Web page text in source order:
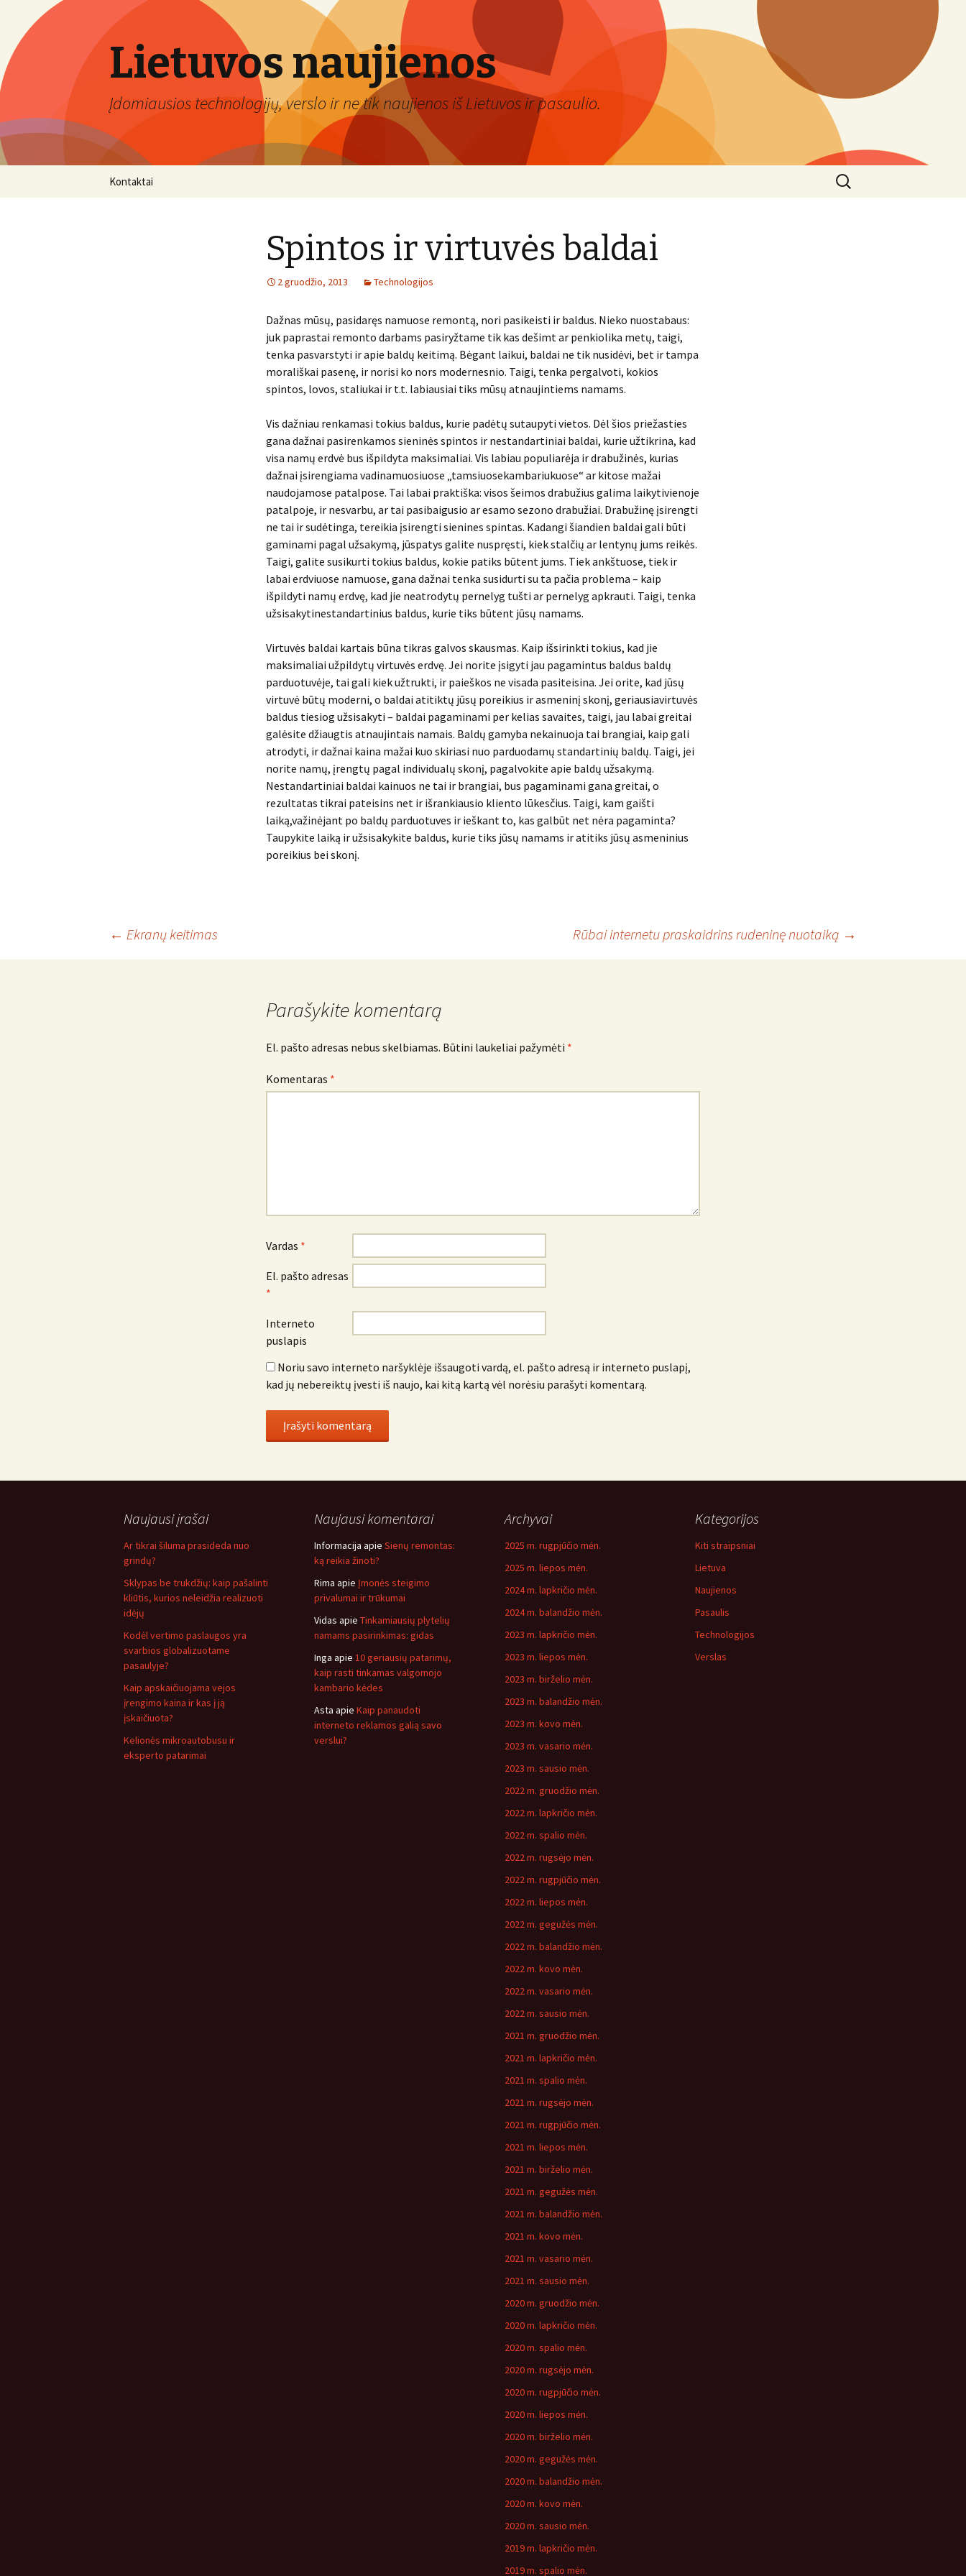
Lietuvos naujienos
Įdomiausios technologijų, verslo ir ne tik naujienos iš Lietuvos ir pasaulio.
Kontaktai
Ieškoti:
Spintos ir virtuvės baldai
2 gruodžio, 2013 Technologijos
Dažnas mūsų, pasidaręs namuose remontą, nori pasikeisti ir baldus. Nieko nuostabaus:
juk paprastai remonto darbams pasiryžtame tik kas dešimt ar penkiolika metų, taigi,
tenka pasvarstyti ir apie baldų keitimą. Bėgant laikui, baldai ne tik nusidėvi, bet ir tampa
morališkai pasenę, ir norisi ko nors modernesnio. Taigi, tenka pergalvoti, kokios
spintos, lovos, staliukai ir t.t. labiausiai tiks mūsų atnaujintiems namams.
Vis dažniau renkamasi tokius baldus, kurie padėtų sutaupyti vietos. Dėl šios priežasties
gana dažnai pasirenkamos sieninės spintos ir nestandartiniai baldai, kurie užtikrina, kad
visa namų erdvė bus išpildyta maksimaliai. Vis labiau populiarėja ir drabužinės, kurias
dažnai įsirengiama vadinamuosiuose „tamsiuosekambariukuose“ ar kitose mažai
naudojamose patalpose. Tai labai praktiška: visos šeimos drabužius galima laikytivienoje
patalpoje, ir nesvarbu, ar tai pasibaigusio ar esamo sezono drabužiai. Drabužinę įsirengti
ne tai ir sudėtinga, tereikia įsirengti sienines spintas. Kadangi šiandien baldai gali būti
gaminami pagal užsakymą, jūspatys galite nuspręsti, kiek stalčių ar lentynų jums reikės.
Taigi, galite susikurti tokius baldus, kokie patiks būtent jums. Tiek ankštuose, tiek ir
labai erdviuose namuose, gana dažnai tenka susidurti su ta pačia problema – kaip
išpildyti namų erdvę, kad jie neatrodytų pernelyg tušti ar pernelyg apkrauti. Taigi, tenka
užsisakytinestandartinius baldus, kurie tiks būtent jūsų namams.
Virtuvės baldai kartais būna tikras galvos skausmas. Kaip išsirinkti tokius, kad jie
maksimaliai užpildytų virtuvės erdvę. Jei norite įsigyti jau pagamintus baldus baldų
parduotuvėje, tai gali kiek užtrukti, ir paieškos ne visada pasiteisina. Jei orite, kad jūsų
virtuvė būtų moderni, o baldai atitiktų jūsų poreikius ir asmeninį skonį, geriausiavirtuvės
baldus tiesiog užsisakyti – baldai pagaminami per kelias savaites, taigi, jau labai greitai
galėsite džiaugtis atnaujintais namais. Baldų gamyba nekainuoja tai brangiai, kaip gali
atrodyti, ir dažnai kaina mažai kuo skiriasi nuo parduodamų standartinių baldų. Taigi, jei
norite namų, įrengtų pagal individualų skonį, pagalvokite apie baldų užsakymą.
Nestandartiniai baldai kainuos ne tai ir brangiai, bus pagaminami gana greitai, o
rezultatas tikrai pateisins net ir išrankiausio kliento lūkesčius. Taigi, kam gaišti
laiką,važinėjant po baldų parduotuves ir ieškant to, kas galbūt net nėra pagaminta?
Taupykite laiką ir užsisakykite baldus, kurie tiks jūsų namams ir atitiks jūsų asmeninius
poreikius bei skonį.
← Ekranų keitimas Rūbai internetu praskaidrins rudeninę nuotaiką →
Parašykite komentarą
El. pašto adresas nebus skelbiamas. Būtini laukeliai pažymėti *
Komentaras *
Vardas *
El. pašto adresas
*
Interneto
puslapis
Noriu savo interneto naršyklėje išsaugoti vardą, el. pašto adresą ir interneto puslapį,
kad jų nebereiktų įvesti iš naujo, kai kitą kartą vėl norėsiu parašyti komentarą.
Naujausi įrašai
Ar tikrai šiluma prasideda nuo
grindų?
Sklypas be trukdžių: kaip pašalinti
kliūtis, kurios neleidžia realizuoti
idėjų
Kodėl vertimo paslaugos yra
svarbios globalizuotame
pasaulyje?
Kaip apskaičiuojama vejos
įrengimo kaina ir kas į ją
įskaičiuota?
Kelionės mikroautobusu ir
eksperto patarimai
Naujausi komentarai
Informacija apie Sienų remontas:
ką reikia žinoti?
Rima apie Įmonės steigimo
privalumai ir trūkumai
Vidas apie Tinkamiausių plytelių
namams pasirinkimas: gidas
Inga apie 10 geriausių patarimų,
kaip rasti tinkamas valgomojo
kambario kėdes
Asta apie Kaip panaudoti
interneto reklamos galią savo
verslui?
Archyvai
2025 m. rugpjūčio mėn.
2025 m. liepos mėn.
2024 m. lapkričio mėn.
2024 m. balandžio mėn.
2023 m. lapkričio mėn.
2023 m. liepos mėn.
2023 m. birželio mėn.
2023 m. balandžio mėn.
2023 m. kovo mėn.
2023 m. vasario mėn.
2023 m. sausio mėn.
2022 m. gruodžio mėn.
2022 m. lapkričio mėn.
2022 m. spalio mėn.
2022 m. rugsėjo mėn.
2022 m. rugpjūčio mėn.
2022 m. liepos mėn.
2022 m. gegužės mėn.
2022 m. balandžio mėn.
2022 m. kovo mėn.
2022 m. vasario mėn.
2022 m. sausio mėn.
2021 m. gruodžio mėn.
2021 m. lapkričio mėn.
2021 m. spalio mėn.
2021 m. rugsėjo mėn.
2021 m. rugpjūčio mėn.
2021 m. liepos mėn.
2021 m. birželio mėn.
2021 m. gegužės mėn.
2021 m. balandžio mėn.
2021 m. kovo mėn.
2021 m. vasario mėn.
2021 m. sausio mėn.
2020 m. gruodžio mėn.
2020 m. lapkričio mėn.
2020 m. spalio mėn.
2020 m. rugsėjo mėn.
2020 m. rugpjūčio mėn.
2020 m. liepos mėn.
2020 m. birželio mėn.
2020 m. gegužės mėn.
2020 m. balandžio mėn.
2020 m. kovo mėn.
2020 m. sausio mėn.
2019 m. lapkričio mėn.
2019 m. spalio mėn.
Kategorijos
Kiti straipsniai
Lietuva
Naujienos
Pasaulis
Technologijos
Verslas